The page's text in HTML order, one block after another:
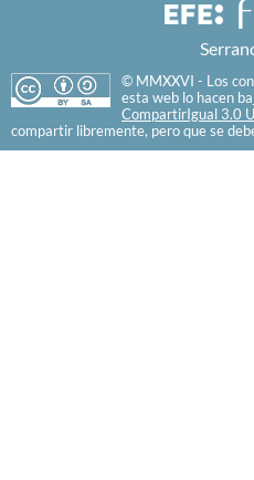
© MMXXVI - Los
esta web lo hacen
CompartirIgual 3.0
compartir libremente, pero que se